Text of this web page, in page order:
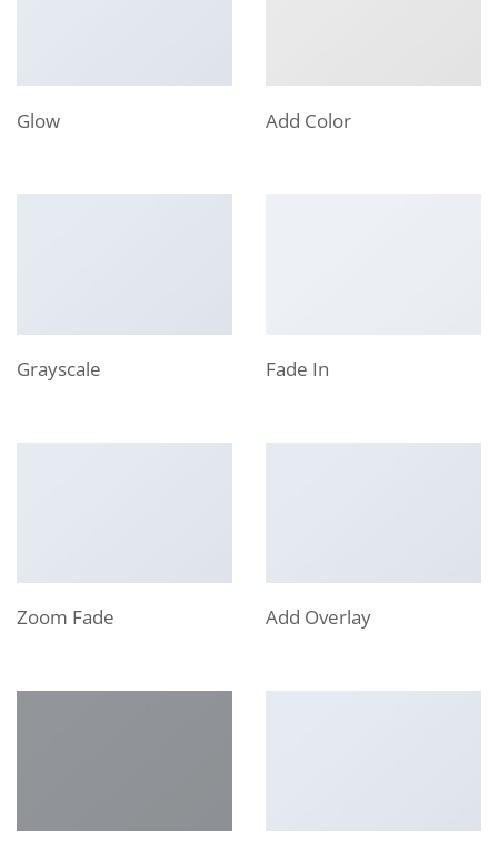
Glow Add Color
Grayscale Fade In
Zoom Fade Add Overlay